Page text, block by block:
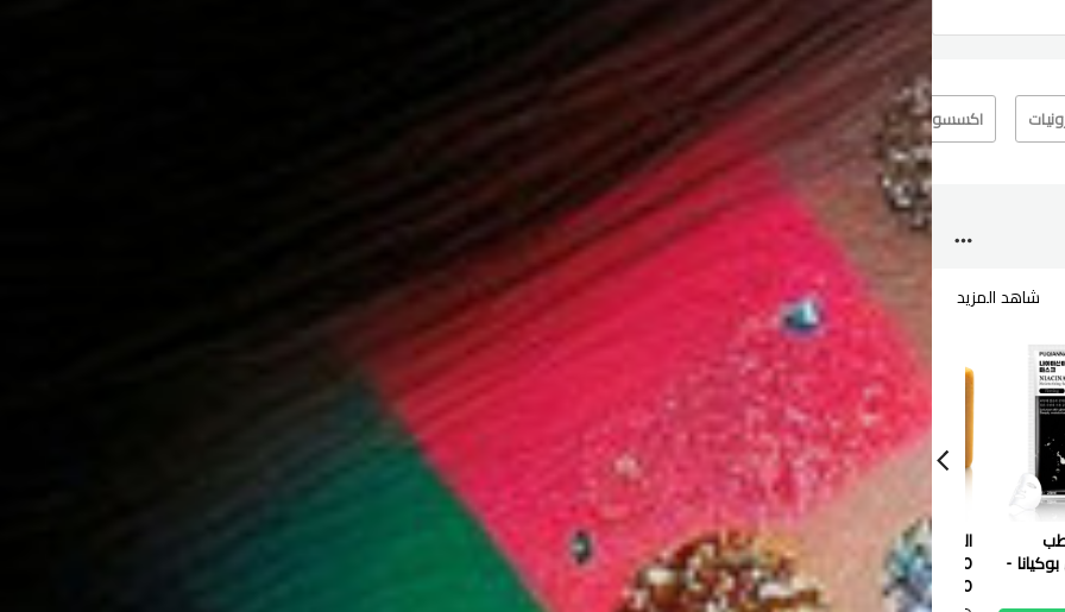
اكسسوارت الآخرين عطر
شاهد المزيد
-
الطاووس صابون طبيعي
120 جم
0.550 دب
قناع ترطيب الشفاه بالتوت
الأزرق من سادور - 8 جرام
0.100 دب